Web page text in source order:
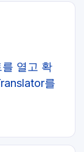
열고 확
를